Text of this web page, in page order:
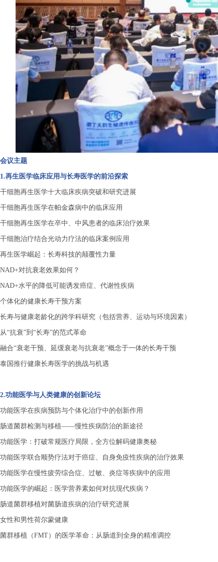
会议主题
1.再生医学临床应用与长寿医学的前沿探索
干细胞再生医学十大临床疾病突破和研究进展
干细胞再生医学在帕金森病中的临床应用
干细胞再生医学在卒中、中风患者的临床治疗效果
干细胞治疗结合光动力疗法的临床案例应用
再生医学崛起：长寿科技的颠覆性力量
NAD+对抗衰老效果如何？
NAD+水平的降低可能诱发癌症、代谢性疾病
个体化的健康长寿干预方案
长寿与健康老龄化的跨学科研究（包括营养、运动与环境因素）
从“抗衰”到“长寿”的范式革命
融合“衰老干预、延缓衰老与抗衰老”概念于一体的长寿干预
泰国推行健康长寿医学的挑战与机遇
2.功能医学与人类健康的创新论坛
功能医学在疾病预防与个体化治疗中的创新作用
肠道菌群检测与移植——慢性疾病防治的新途径
功能医学：打破常规医疗局限，全方位解码健康奥秘
功能医学联合顺势疗法对于癌症、自身免疫性疾病的治疗效果
功能医学在慢性疲劳综合症、过敏、炎症等疾病中的应用
功能医学的崛起：医学营养素如何对抗现代疾病？
肠道菌群移植对菌肠道疾病的治疗研究进展
女性和男性荷尔蒙健康
菌群移植（FMT）的医学革命：从肠道到全身的精准调控